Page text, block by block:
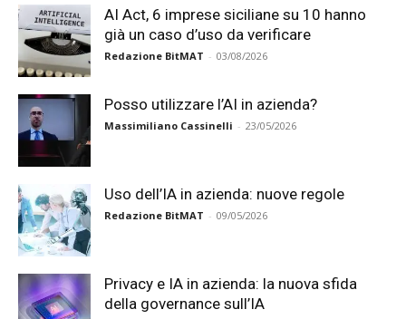
AI Act, 6 imprese siciliane su 10 hanno
già un caso d’uso da verificare
Redazione BitMAT - 03/08/2026
Posso utilizzare l’AI in azienda?
Massimiliano Cassinelli - 23/05/2026
Uso dell’IA in azienda: nuove regole
Redazione BitMAT - 09/05/2026
Privacy e IA in azienda: la nuova sfida
della governance sull’IA